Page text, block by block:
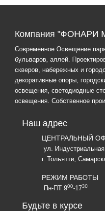
Компания "ФОНАРИ
Современное Освещение
бульваров, аллей.
скверов, набережных и
декоративные опоры,
освещения, светодиодные
освещения. Собственное
Наш адрес
ЦЕНТРАЛЬНЫЙ
ул.
г. Тольятти,
РЕЖИМ РАБОТЫ
Пн-ПТ 900-1730
Будьте в курсе